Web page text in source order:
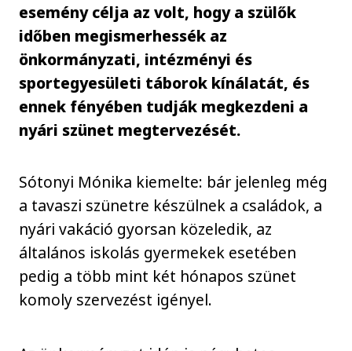
esemény célja az volt, hogy a szülők
időben megismerhessék az
önkormányzati, intézményi és
sportegyesületi táborok kínálatát, és
ennek fényében tudják megkezdeni a
nyári szünet megtervezését.
Sótonyi Mónika kiemelte: bár jelenleg még
a tavaszi szünetre készülnek a családok, a
nyári vakáció gyorsan közeledik, az
általános iskolás gyermekek esetében
pedig a több mint két hónapos szünet
komoly szervezést igényel.